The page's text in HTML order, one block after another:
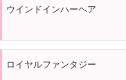
ウインドインハーヘア
ロイヤルファンタジー